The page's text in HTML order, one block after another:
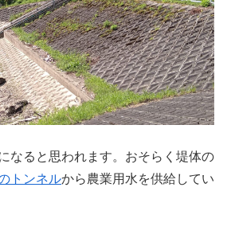
なると思われます。おそらく堤体の
トンネルから農業用水を供給してい